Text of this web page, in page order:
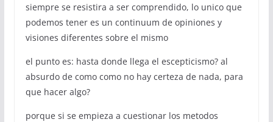
siempre se resistira a ser comprendido, lo unico que
podemos tener es un continuum de opiniones y
visiones diferentes sobre el mismo
el punto es: hasta donde llega el escepticismo? al
absurdo de como como no hay certeza de nada, para
que hacer algo?
porque si se empieza a cuestionar los metodos